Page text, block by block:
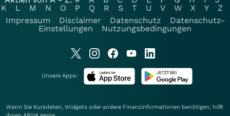
K
L M N O P Q R S T U V W X Y
Z
Impressum
Disclaimer Datenschutz
Datenschutz-
Einstellungen
Nutzungsbedingungen
Unsere Apps:
Wenn Sie Kursdaten, Widgets oder andere Finanzinformationen benötigen, hilft